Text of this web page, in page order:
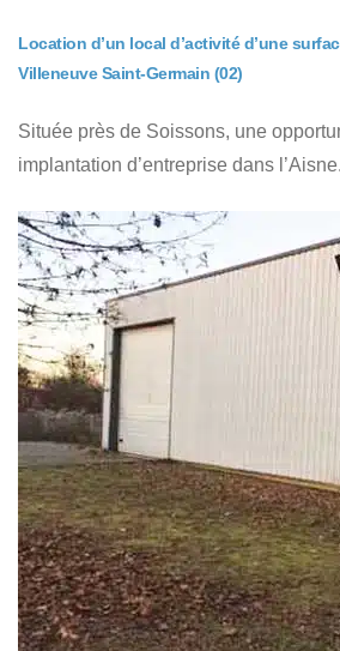
Location d’un local d’activité d’une
Villeneuve Saint-Germain (02)
Située près de Soissons, une
implantation d’entreprise dans l’Aisne.